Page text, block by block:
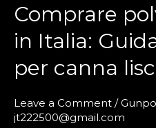
Comprare
in Italia:
per canna
Leave a Comment /
jt222500@gmail.com
Comprare
da
sparo
in
Italia:
Guida